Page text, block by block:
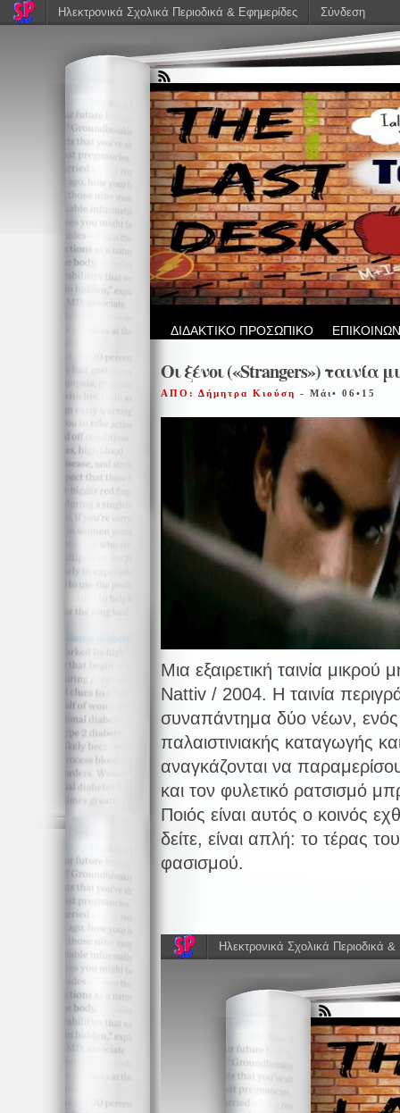
ΔΙΔΑΚΤΙΚΟ ΠΡΟΣΩΠΙΚΟ
Οι ξένοι («Strangers») ταινία
ΑΠΟ: Δήμητρα Κιούση - Μάι• 06•15
Μια εξαιρετική ταινία
Nattiv / 2004. Η ταινία
συναπάντημα δύο νέων,
παλαιστινιακής καταγωγής
αναγκάζονται να
και τον φυλετικό ρατσισμό
Ποιός είναι αυτός ο κοινός
δείτε, είναι απλή: το τέρας
φασισμού.
Ηλεκτρονικά Σχολικά Περιοδικά & Εφημερίδες Σύνδεση